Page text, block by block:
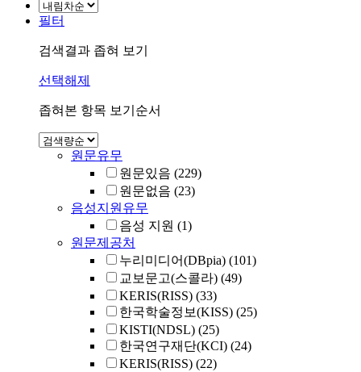
필터
검색결과 좁혀 보기
선택해제
좁혀본 항목 보기순서
원문유무
원문있음 (229)
원문없음 (23)
음성지원유무
음성 지원 (1)
원문제공처
누리미디어(DBpia) (101)
교보문고(스콜라) (49)
KERIS(RISS) (33)
한국학술정보(KISS) (25)
KISTI(NDSL) (25)
한국연구재단(KCI) (24)
KERIS(RISS) (22)